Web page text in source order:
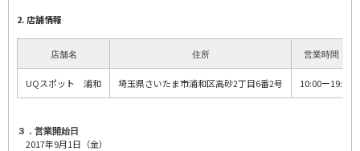
2. 店舗情報
店舗名 住所 営業時間
UQスポット 浦和 埼玉県さいたま市浦和区高砂2丁目6番2号 10:00ー19:00
３．営業開始日
2017年9月1日（金）